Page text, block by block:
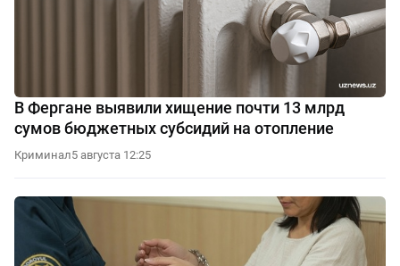
В Фергане выявили хищение почти 13 млрд
сумов бюджетных субсидий на отопление
Криминал5 августа 12:25